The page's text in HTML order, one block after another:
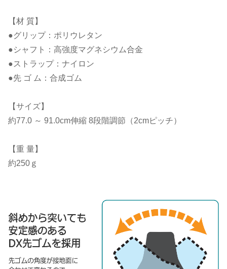
【材 質】
●グリップ：ポリウレタン
●シャフト：高強度マグネシウム合金
●ストラップ：ナイロン
●先 ゴ ム：合成ゴム
【サイズ】
約77.0 ～ 91.0cm伸縮 8段階調節（2cmピッチ）
【重 量】
約250ｇ